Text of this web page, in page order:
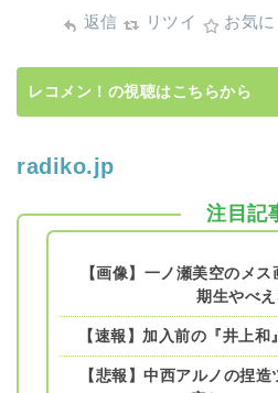
返信 リツイ お気に
レコメン！の視聴はこちらから
radiko.jp
注目記
【画像】一ノ瀬美空のメ
期生やべ
【速報】加入前の『井上
【悲報】中西アルノの捏